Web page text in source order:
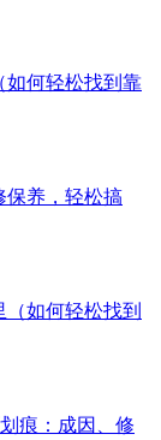
如何轻松找到靠
保养，轻松搞
如何轻松找到
痕：成因、修